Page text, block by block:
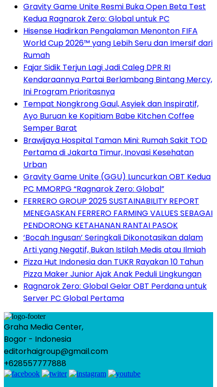
Gravity Game Unite Resmi Buka Open Beta Test
Kedua Ragnarok Zero: Global untuk PC
Hisense Hadirkan Pengalaman Menonton FIFA
World Cup 2026™ yang Lebih Seru dan Imersif dari
Rumah
Fajar Sidik Terjun Lagi Jadi Caleg DPR RI
Kendaraannya Partai Berlambang Bintang Mercy,
Ini Program Prioritasnya
Tempat Nongkrong Gaul, Asyiek dan Inspiratif,
Ayo Buruan ke Kopitiam Babe Kitchen Coffee
Semper Barat
Brawijaya Hospital Taman Mini: Rumah Sakit TOD
Pertama di Jakarta Timur, Inovasi Kesehatan
Urban
Gravity Game Unite (GGU) Luncurkan OBT Kedua
PC MMORPG “Ragnarok Zero: Global”
FERRERO GROUP 2025 SUSTAINABILITY REPORT
MENEGASKAN FERRERO FARMING VALUES SEBAGAI
PENDORONG KETAHANAN RANTAI PASOK
‘Bocah Ingusan’ Seringkali Dikonotasikan dalam
Arti yang Negatif, Bukan Istilah Medis atau Ilmiah
Pizza Hut Indonesia dan TUKR Rayakan 10 Tahun
Pizza Maker Junior Ajak Anak Peduli Lingkungan
Ragnarok Zero: Global Gelar OBT Perdana untuk
Server PC Global Pertama
Graha Media Center,
Bogor - Indonesia
editorhaigroup@gmail.com
+628557777888